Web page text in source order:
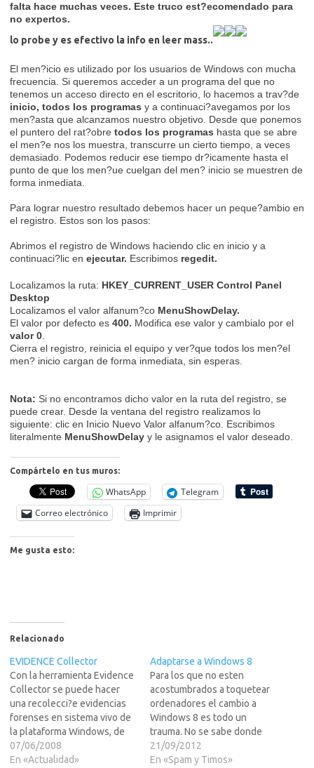
falta hace muchas veces. Este truco est?ecomendado para
no expertos.
lo probe y es efectivo la info en leer mass..
El men?icio es utilizado por los usuarios de Windows con mucha
frecuencia. Si queremos acceder a un programa del que no
tenemos un acceso directo en el escritorio, lo hacemos a trav?de
inicio, todos los programas y a continuaci?avegamos por los
men?asta que alcanzamos nuestro objetivo. Desde que ponemos
el puntero del rat?obre todos los programas hasta que se abre
el men?e nos los muestra, transcurre un cierto tiempo, a veces
demasiado. Podemos reducir ese tiempo dr?icamente hasta el
punto de que los men?ue cuelgan del men? inicio se muestren de
forma inmediata.
Para lograr nuestro resultado debemos hacer un peque?ambio en
el registro. Estos son los pasos:
Abrimos el registro de Windows haciendo clic en inicio y a
continuaci?lic en ejecutar. Escribimos regedit.
Localizamos la ruta: HKEY_CURRENT_USER Control Panel
Desktop
Localizamos el valor alfanum?co MenuShowDelay.
El valor por defecto es 400. Modifica ese valor y cambialo por el
valor 0
Cierra el registro, reinicia el equipo y ver?que todos los men?el
men? inicio cargan de forma inmediata, sin esperas.
Nota: Si no encontramos dicho valor en la ruta del registro, se
puede crear. Desde la ventana del registro realizamos lo
siguiente: clic en Inicio Nuevo Valor alfanum?co. Escribimos
literalmente MenuShowDelay y le asignamos el valor deseado.
Compártelo en tus muros:
WhatsApp
Telegram
Correo electrónico
Imprimir
Me gusta esto:
Relacionado
EVIDENCE Collector
Con la herramienta Evidence
Collector se puede hacer
una recolecci?e evidencias
forenses en sistema vivo de
la plataforma Windows, de
una forma muy r?da. Es ideal
para un primer an?sis
07/06/2008
En «Actualidad»
Adaptarse a Windows 8
Para los que no esten
acostumbrados a toquetear
ordenadores el cambio a
Windows 8 es todo un
trauma. No se sabe donde
estan las cosas y los
cambios en la interfaz son
21/09/2012
En «Spam y Timos»